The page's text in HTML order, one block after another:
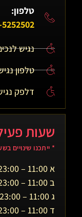
טלפון:
נגיש
טלפון
דלפק
שעות
* ייתכנו שינויים
א 11:00 – 23:00
ב 11:00 – 23:00
ג 11:00 – 23:00
ד 11:00 – 23:00